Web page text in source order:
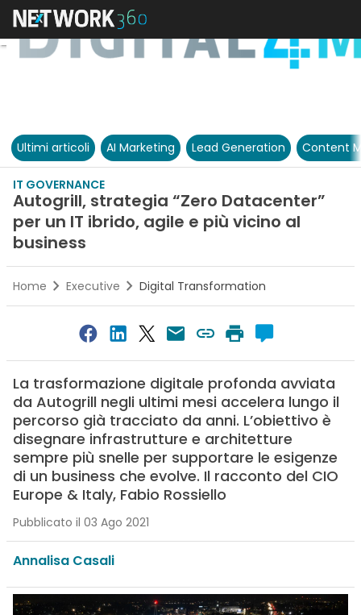
Ultimi articoli AI Marketing Lead Generation Content
IT GOVERNANCE
Autogrill, strategia “Zero Datacenter”
per un IT ibrido, agile e più vicino al
business
Home Executive Digital Transformation
La trasformazione digitale profonda avviata
da Autogrill negli ultimi mesi accelera lungo il
percorso già tracciato da anni. L’obiettivo è
disegnare infrastrutture e architetture
sempre più snelle per supportare le esigenze
di un business che evolve. Il racconto del CIO
Europe & Italy, Fabio Rossiello
Pubblicato il 03 Ago 2021
Annalisa Casali